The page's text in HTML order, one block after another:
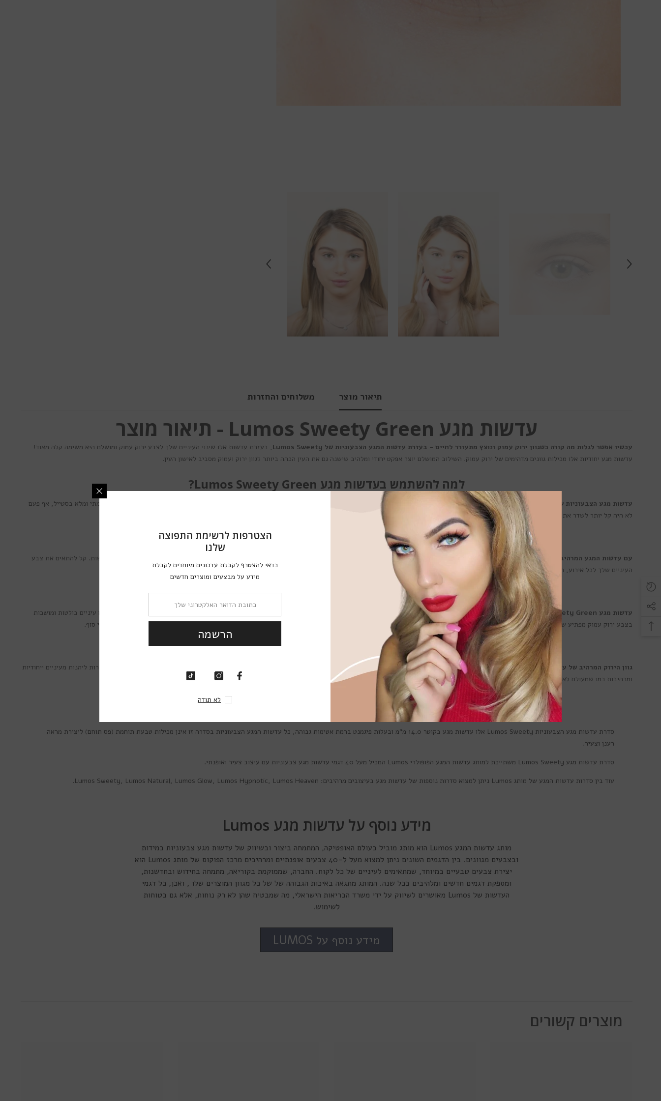
תיאור מוצר משלוחים והחזרות
עדשות מגע Lumos Sweety Green - תיאור מוצר
עכשיו אפשר לגלות מה קורה כשגוון ירוק עמוק ונוצץ מתעורר לחיים - בעזרת עדשות המגע הצבעוניות של Lumos Sweety
, בעזרת עדשות אלו שינוי העיניים שלך לצבע ירוק עמוק ומושלם היא משימה קלה מאוד!
עדשות מגע יחודיות אלו מכילות גוונים מדהימים של ירוק עמוק. השילוב המושלם יוצר אפקט יחודי ומלהיב שישנה גם את העין הכהה ביותר לגוון ירוק ועמוק מסביב לאישון העין.
למה להשתמש בעדשות מגע Lumos Sweety Green?
עדשות מגע הצבעוניות של Sweety מציעות לך את היכולת להבליט ולהתמקד במראה הפנימי שלך
. עדשות מגע צבעוניות אלו מגיעות יחד עם לוק חדש ומלהיב, שיעניקו לעיניים שלך לוק עוצמתי ומלא בסטייל, אף פעם
לא היה קל יותר לשדר את היופי הפנימי שלך ולחשוף את הצד הנועז והביטחון המרשים שלך.
לגלות את הסטייל שלך עם עדשות מגע Lumos Sweety Green
עם עדשות המגע המרהיבות של Lumos Sweety Green, כיף לשדר את חוש הסטייל והאופנה שלך בכל זמן ובכל מקום
. הן מתאימות לכל מצב ואירוע, מידי יום ולמגוון רחב של לוקים ותלבושות. קל להתאים את צבע
העיניים שלך לכל אירוע, החל מאירועי יום יום ועד ללילה מרגש בעיר.
קל לך לבלוט עם עדשות מגע צבעוניות Lumos Sweety Green
עדשות מגע Lumos Sweety Green הן הבחירה הטובה ביותר למראה ייחודי ומהפנט
. בכוח הירוק האינטנסיבי, יתאפשר לך להבליט ולחטוף את כל תשומת הלב והמבטים בכל מקום אפשרי! עם עיניים בולטות ומושכות
בצבע ירוק עמוק מפתיע שישאיר רושם עמוק ומופתע על כל מי שיפגוש בך. הגיע הזמן להבליט את הקסם שבך, ולהתמקד ביופי האינסופי שלך ויחד נבליט את היופי הפנימי והיופי החיצוני שמצוי בך בלי סוף.
מה כדאי לדעת על עדשות המגע Lumos Sweety Green
גוון הירוק המרהיב של עדשות המגע Sweety Green הם התוצאה של מאמץ של המון אהבה ויצירה
. המומחים שלנו השקיעו שנים רבות במציאת הגוונים המושלמים ביותר, כך שלך תהיה האפשרות ליהנות מעיניים ייחודיות
ומרהיבות כמו שמעולם לא חלמת. כל עדשה עשויה מחומרים ברמה הגבוהה ביותר ובטכנולוגיות חדישות להבטחת האפקט הנחשק ביותר והשימוש הבריא והנוח ביותר.
מידע נוסף על סדרת עדשות צבע Lumos Sweety
סדרת עדשות מגע הצבעוניות Lumos Sweety
אלו עדשות מגע בקוטר 14.0 מ"מ ובעלות פיגמנט ברמת אטימות גבוהה, כל עדשות המגע הצבעוניות בסדרה זו אינן מכילות טבעת תוחמת (פס תוחם) ליצירת מראה
רענן וצעיר.
סדרת עדשות מגע Lumos Sweety משתייכת למותג עדשות המגע הפופולרי Lumos המכיל מעל 40 דגמי עדשות מגע צבעוניות עם עיצוב צעיר ואופנתי.
עוד בין סדרות עדשות המגע של מותג Lumos ניתן למצוא סדרות נוספות של עדשות מגע בעיצובים מרהיבים: Lumos Sweety, Lumos Natural, Lumos Glow, Lumos Hypnotic, Lumos Heaven
.
מידע נוסף על עדשות מגע Lumos
מותג עדשות המגע Lumos הוא מותג מוביל בעולם האופטיקה, המתמחה ביצור ובשיווק של עדשות מגע צבעוניות במידות
ובצבעים מגוונים. בין הדגמים השונים ניתן למצוא מעל ל-40 צבעים אופנתיים ומרהיבים מרכז הפוקוס של מותג Lumos הוא
יצירת צבעים טבעיים במיוחד, שמתאימים לעיניים של כל לקוח. החברה, שממוקמת בקוריאה, מתמחה בחידוש ובחדשנות,
ומספקת דגמים חדשים ומלהיבים בכל שנה. המותג מתגאה באיכות הגבוהה של של כל מגוון המוצרים שלו , ואכן, כל דגמי
העדשות של Lumos מאושרים לשיווק על ידי משרד הבריאות הישראלי, מה שמבטיח שהן לא רק נוחות, אלא גם בטוחות
לשימוש.
מידע נוסף על LUMOS
מוצרים קשורים
הצטרפות לרשימת התפוצה
שלנו
כדאי להצטרף לקבלת עדכונים מיוחדים לקבלת
מידע על מבצעים ומוצרים חדשים
הרשמה
לא תודה